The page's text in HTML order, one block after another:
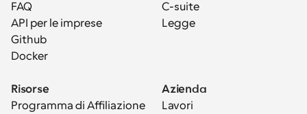
FAQ
API per le imprese
Github
Docker
C-suite
Legge
Risorse
Programma di Affiliazione
Azienda
Lavori